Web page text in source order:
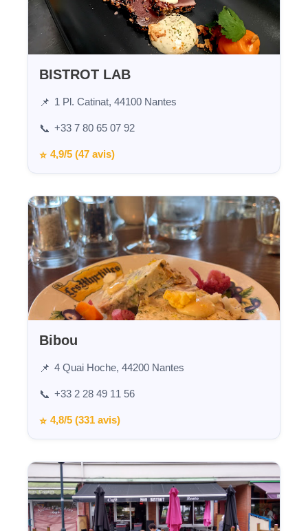
BISTROT LAB
📌 1 Pl. Catinat, 44100 Nantes
📞 +33 7 80 65 07 92
⭐ 4,9/5 (47 avis)
Bibou
📌 4 Quai Hoche, 44200 Nantes
📞 +33 2 28 49 11 56
⭐ 4,8/5 (331 avis)